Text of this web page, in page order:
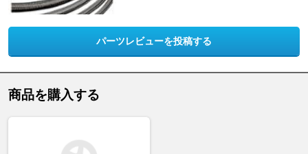
パーツレビューを投稿する
商品を購入する